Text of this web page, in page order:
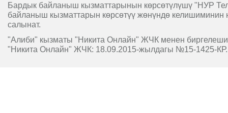
Бардык байланыш кызматтарынын көрсөтүлүшү "НУР
байланыш кызматтарын көрсөтүү жөнүндө келишиминин
салынат.
"Алиби" кызматы "Никита Онлайн" ЖЧК менен
"Никита Онлайн" ЖЧК: 18.09.2015-жылдагы №15-1425-КР.